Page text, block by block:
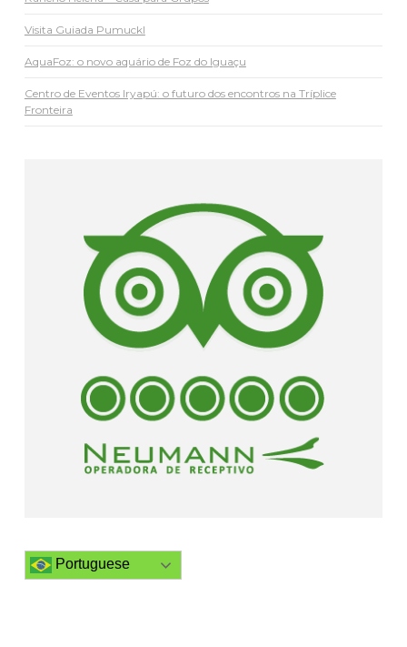
Visita Guiada Pumuckl
AquaFoz: o novo aquário de Foz do Iguaçu
Centro de Eventos Iryapú: o futuro dos encontros na Tríplice
Fronteira
Portuguese